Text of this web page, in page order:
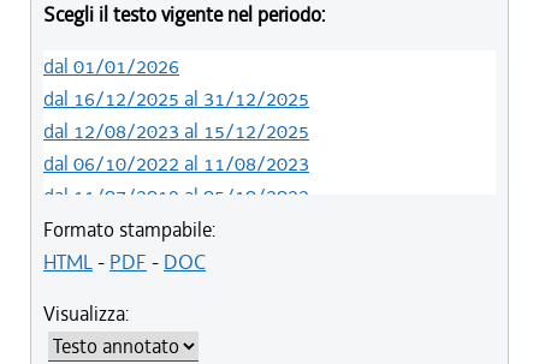
Scegli il testo vigente nel periodo:
dal 01/01/2026
dal 16/12/2025 al 31/12/2025
dal 12/08/2023 al 15/12/2025
dal 06/10/2022 al 11/08/2023
dal 11/07/2019 al 05/10/2022
dal 01/05/2019 al 10/07/2019
dal 12/04/2018 al 30/04/2019
dal 01/01/2018 al 28/03/2018
dal 09/11/2017 al 31/12/2017
Formato stampabile:
HTML- PDF - DOC
Visualizza: